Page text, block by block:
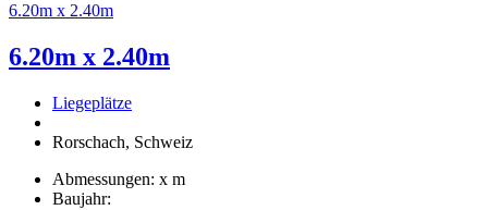
6.20m x 2.40m
6.20m x 2.40m
Liegeplätze
Rorschach, Schweiz
Abmessungen: x m
Baujahr: